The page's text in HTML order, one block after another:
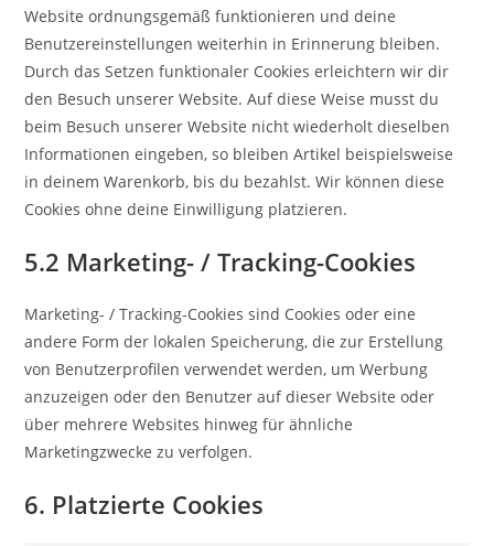
Website ordnungsgemäß funktionieren und deine
Benutzereinstellungen weiterhin in Erinnerung bleiben.
Durch das Setzen funktionaler Cookies erleichtern wir dir
den Besuch unserer Website. Auf diese Weise musst du
beim Besuch unserer Website nicht wiederholt dieselben
Informationen eingeben, so bleiben Artikel beispielsweise
in deinem Warenkorb, bis du bezahlst. Wir können diese
Cookies ohne deine Einwilligung platzieren.
5.2 Marketing- / Tracking-Cookies
Marketing- / Tracking-Cookies sind Cookies oder eine
andere Form der lokalen Speicherung, die zur Erstellung
von Benutzerprofilen verwendet werden, um Werbung
anzuzeigen oder den Benutzer auf dieser Website oder
über mehrere Websites hinweg für ähnliche
Marketingzwecke zu verfolgen.
6. Platzierte Cookies